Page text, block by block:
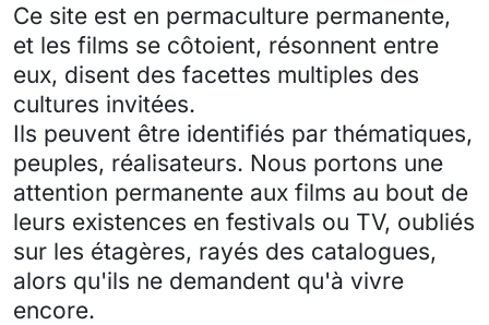
Ce site est en permaculture permanente,
et les films se côtoient, résonnent entre
eux, disent des facettes multiples des
cultures invitées.
Ils peuvent être identifiés par thématiques,
peuples, réalisateurs. Nous portons une
attention permanente aux films au bout de
leurs existences en festivals ou TV, oubliés
sur les étagères, rayés des catalogues,
alors qu'ils ne demandent qu'à vivre
encore.